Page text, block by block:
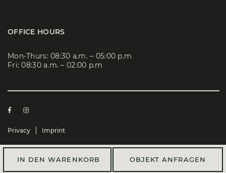
IN DEN WARENKORB OBJEKT ANFRAGEN
OFFICE HOURS
Mon-Thurs: 08:30 a.m. – 05:00 p.m
Fri: 08:30 a.m. – 02:00 p.m
Privacy Imprint
© 2023 Immobilienkanzlei Alexander Kurz GmbH